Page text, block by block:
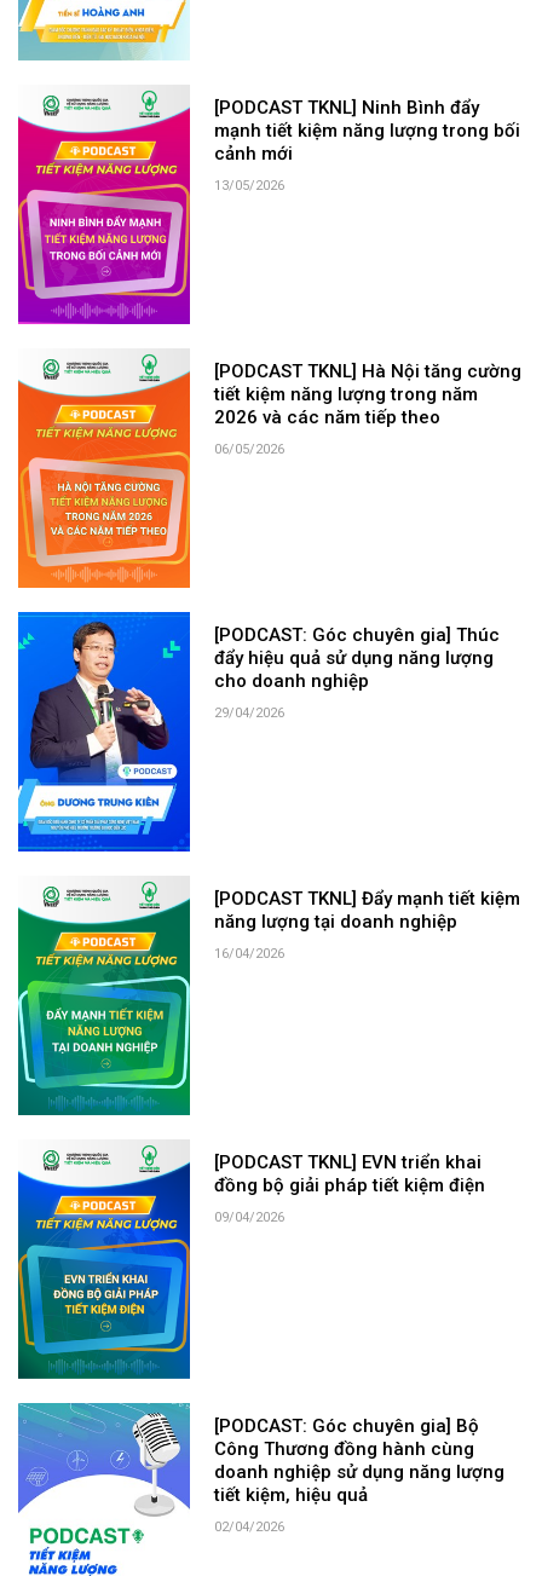
[PODCAST TKNL] Ninh Bình đẩy
mạnh tiết kiệm năng lượng trong bối
cảnh mới
13/05/2026
[PODCAST TKNL] Hà Nội tăng cường
tiết kiệm năng lượng trong năm
2026 và các năm tiếp theo
06/05/2026
[PODCAST: Góc chuyên gia] Thúc
đẩy hiệu quả sử dụng năng lượng
cho doanh nghiệp
29/04/2026
[PODCAST TKNL] Đẩy mạnh tiết kiệm
năng lượng tại doanh nghiệp
16/04/2026
[PODCAST TKNL] EVN triển khai
đồng bộ giải pháp tiết kiệm điện
09/04/2026
[PODCAST: Góc chuyên gia] Bộ
Công Thương đồng hành cùng
doanh nghiệp sử dụng năng lượng
tiết kiệm, hiệu quả
02/04/2026